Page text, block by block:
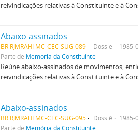
reivindicações relativas à Constituinte e à
Abaixo-assinados
BR RJMRAHI MC-CEC-SUG-089 Dossiê
1985-
Parte de Memória da Constituinte
Reúne abaixo-assinados de movimentos,
reivindicações relativas à Constituinte e à
Abaixo-assinados
BR RJMRAHI MC-CEC-SUG-095 Dossiê
1985-
Parte de Memória da Constituinte